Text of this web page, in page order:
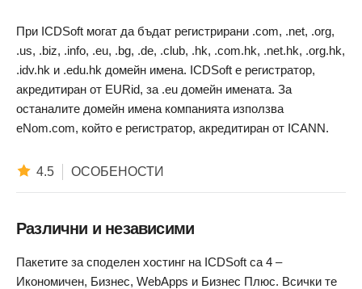
При ICDSoft могат да бъдат регистрирани .com, .net, .org,
.us, .biz, .info, .eu, .bg, .de, .club, .hk, .com.hk, .net.hk, .org.hk,
.idv.hk и .edu.hk домейн имена. ICDSoft е регистратор,
акредитиран от EURid, за .eu домейн имената. За
останалите домейн имена компанията използва
eNom.com, който е регистратор, акредитиран от ICANN.
4.5 ОСОБЕНОСТИ
Различни и независими
Пакетите за споделен хостинг на ICDSoft са 4 –
Икономичен, Бизнес, WebApps и Бизнес Плюс. Всички те